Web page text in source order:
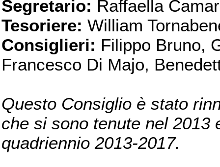
Segretario: Raffaella
Tesoriere: William
Consiglieri: Filippo Bruno,
Francesco Di Majo,
Questo Consiglio è stato
che si sono tenute nel 2013
quadriennio 2013-2017.